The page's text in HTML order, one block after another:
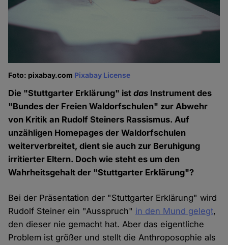
Foto: pixabay.com Pixabay License
Die "Stuttgarter Erklärung" istdas Instrument des
"Bundes der Freien Waldorfschulen" zur Abwehr
von Kritik an Rudolf Steiners Rassismus. Auf
unzähligen Homepages der Waldorfschulen
weiterverbreitet, dient sie auch zur Beruhigung
irritierter Eltern. Doch wie steht es um den
Wahrheitsgehalt der "Stuttgarter Erklärung"?
Bei der Präsentation der "Stuttgarter Erklärung" wird
Rudolf Steiner ein "Ausspruch" in den Mund gelegt,
den dieser nie gemacht hat. Aber das eigentliche
Problem ist größer und stellt die Anthroposophie als